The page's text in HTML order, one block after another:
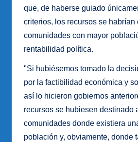
que, de haberse guiado
criterios, los recursos se habrían
comunidades con mayor
rentabilidad política.
"Si hubiésemos tomado la
por la factibilidad económica y
así lo hicieron gobiernos
recursos se hubiesen destinado
comunidades donde existiera
población y, obviamente, donde